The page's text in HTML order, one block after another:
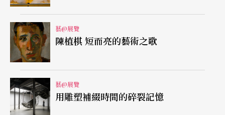
自創廣角拍攝法 巨幅攝影記錄日本傳統
雖然以女星寫真受到矚目，但這類照片並非這次展
出的重點。出身僧廟家庭的篠山，對日本傳統文化
有一股傳承的使命感，如他記錄歌舞伎演員坂東玉
三郎長達卅多年。坂東廿歲出頭時兩人便結識至
今，私交情誼不言可喻。展出一幅《坂東玉三郎後
藝@展覽
陳植棋 短而亮的藝術之歌
藝@展覽
用雕塑補綴時間的碎裂記憶